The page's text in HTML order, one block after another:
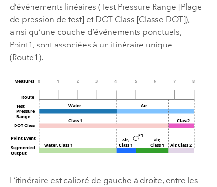
d’événements linéaires (Test Pressure Range [Plage
de pression de test] et DOT Class [Classe DOT]),
ainsi qu’une couche d’événements ponctuels,
Point1, sont associées à un itinéraire unique
(Route1).
L’itinéraire est calibré de gauche à droite, entre les